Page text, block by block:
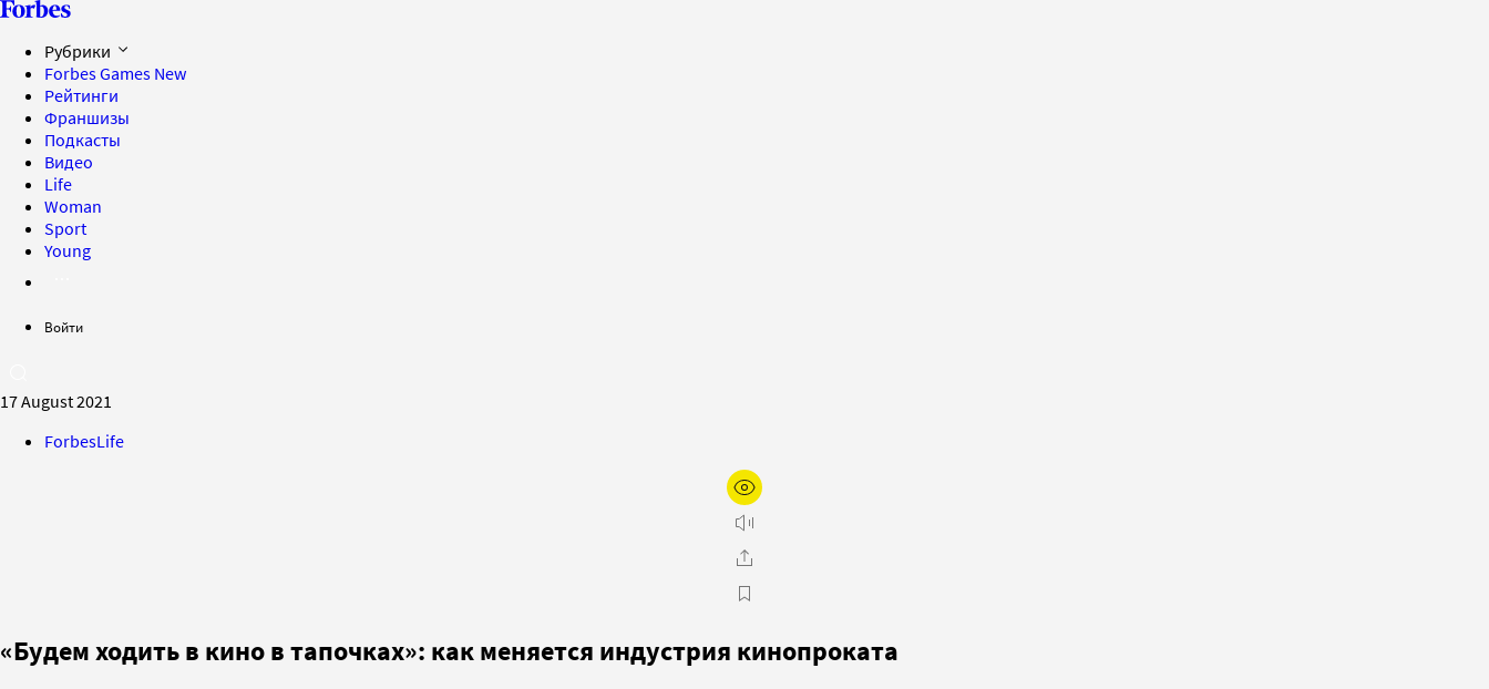
Рубрики
Forbes Games New
Рейтинги
Франшизы
Подкасты
Видео
Life
Woman
Sport
Young
Войти
17 August 2021
ForbesLife
«Будем ходить в кино в тапочках»: как меняется индустрия кинопроката